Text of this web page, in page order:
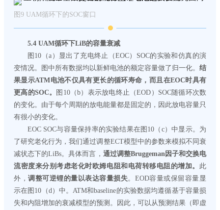
图9 UAM循环下的SOC窗口
5.4 UAM循环下LiB的容量衰减
图10（a）显出了充电终止（EOC）SOC的实验和仿真的演
变情况。图中所有数据均以新鲜电池的额定容量做了归一化。 结
果显示ATM电池不仅具有更长的循环寿命，而且在EOC时具有
更高的SOC。
图10（b）表示放电终止（EOD）SOC随循环次数
的变化。由于每个周期的放电能量都是固定的，因此放电容量只
有很小的变化。
EOC SOC与容量保持率的实验结果在图10（c）中显示。为
了研究老化行为，我们通过调整ECT模型中的参数来模拟不同衰
减状态下的LiBs。具体而言， 通过调整Bruggeman因子和交换电
流密度来分别考虑老化时欧姆电阻和电荷转移电阻的增加。 此
外，调整可逆锂的量以表达容量损失。EOD容量或保留容量显
示在图10（d）中。ATM和baseline的实验数据均遵循基于容量损
失和内阻增加的衰减模型的预测。因此，可以从预测结果（即虚